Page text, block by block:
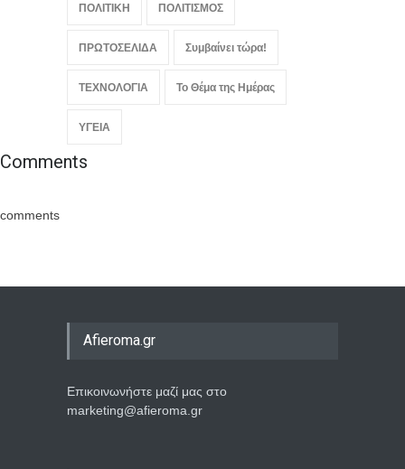
ΠΟΛΙΤΙΚΗ ΠΟΛΙΤΙΣΜΟΣ
ΠΡΩΤΟΣΕΛΙΔΑ Συμβαίνει τώρα!
ΤΕΧΝΟΛΟΓΙΑ Το Θέμα της Ημέρας
ΥΓΕΙΑ
Comments
comments
Afieroma.gr
Επικοινωνήστε μαζί μας στο
marketing@afieroma.gr